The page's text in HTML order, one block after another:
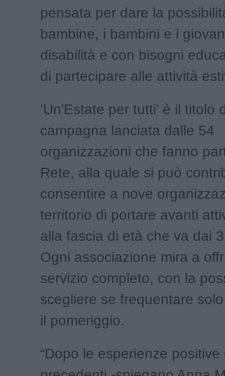
pensata per dare la
bambine, i bambini e i
disabilità e con bisogni
di partecipare alle attività
‘Un'Estate per tutti’ è il titolo
campagna lanciata dalle 54
organizzazioni che fanno
Rete, alla quale si può
consentire a nove
territorio di portare avanti
alla fascia di età che va dai
Ogni associazione mira a
servizio completo, con la
scegliere se frequentare
il pomeriggio.
“Dopo le esperienze